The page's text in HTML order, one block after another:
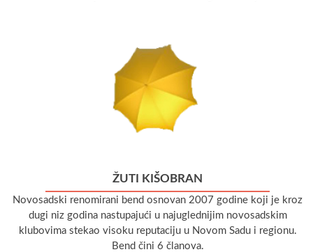
ŽUTI KIŠOBRAN
Novosadski renomirani bend osnovan 2007 godine koji je kroz
dugi niz godina nastupajući u najuglednijim novosadskim
klubovima stekao visoku reputaciju u Novom Sadu i regionu.
Bend čini 6 članova.